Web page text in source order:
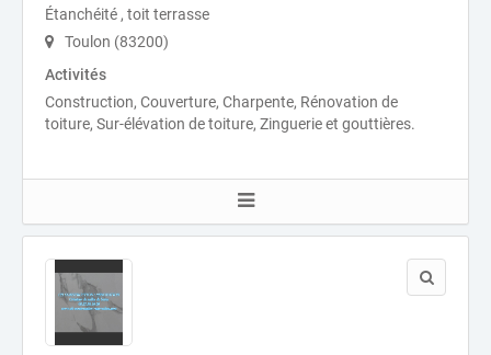
Étanchéité , toit terrasse
Toulon (83200)
Activités
Construction, Couverture, Charpente, Rénovation de
toiture, Sur-élévation de toiture, Zinguerie et gouttières.